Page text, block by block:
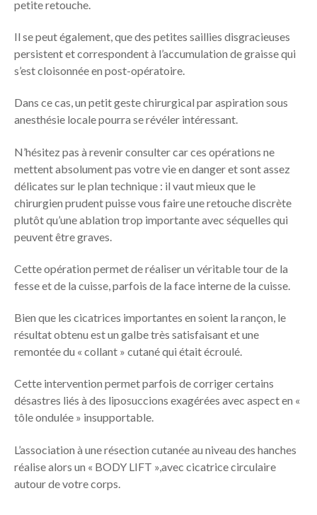
petite retouche.
Il se peut également, que des petites saillies disgracieuses
persistent et correspondent à l’accumulation de graisse qui
s’est cloisonnée en post-opératoire.
Dans ce cas, un petit geste chirurgical par aspiration sous
anesthésie locale pourra se révéler intéressant.
N’hésitez pas à revenir consulter car ces opérations ne
mettent absolument pas votre vie en danger et sont assez
délicates sur le plan technique : il vaut mieux que le
chirurgien prudent puisse vous faire une retouche discrète
plutôt qu’une ablation trop importante avec séquelles qui
peuvent être graves.
Cette opération permet de réaliser un véritable tour de la
fesse et de la cuisse, parfois de la face interne de la cuisse.
Bien que les cicatrices importantes en soient la rançon, le
résultat obtenu est un galbe très satisfaisant et une
remontée du « collant » cutané qui était écroulé.
Cette intervention permet parfois de corriger certains
désastres liés à des liposuccions exagérées avec aspect en «
tôle ondulée » insupportable.
L’association à une résection cutanée au niveau des hanches
réalise alors un « BODY LIFT »,avec cicatrice circulaire
autour de votre corps.